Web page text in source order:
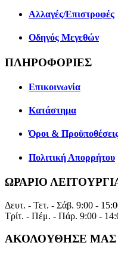
Αλλαγές/Επιστροφές
Οδηγός Μεγεθών
ΠΛΗΡΟΦΟΡΙΕΣ
Επικοινωνία
Κατάστημα
Όροι &
Πολιτική Απορρήτου
ΩΡΑΡΙΟ
Δευτ. - Τετ. - Σάβ. 9:00 -
Τρίτ. - Πέμ. - Πάρ. 9:00 -
ΑΚΟΛΟΥΘΗΣΕ ΜΑΣ